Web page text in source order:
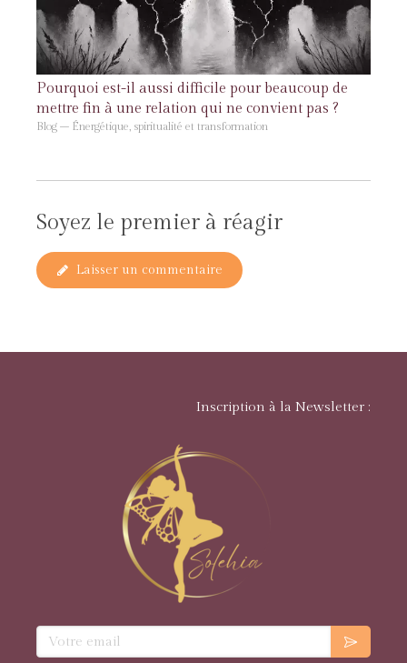
Pourquoi est-il aussi difficile pour beaucoup de
mettre fin à une relation qui ne convient pas ?
Blog – Énergétique, spiritualité et transformation
Soyez le premier à réagir
Laisser un commentaire
Inscription à la Newsletter :
Votre email